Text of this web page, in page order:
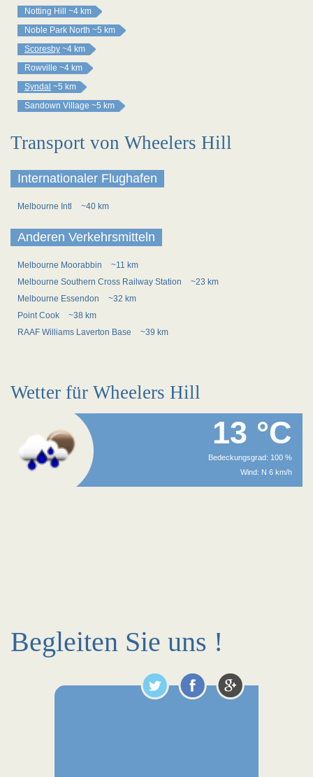
Notting Hill
~4 km
Noble Park North ~5 km
Scoresby ~4 km
Rowville ~4 km
Syndal ~5 km
Sandown Village ~5 km
Transport von Wheelers Hill
Internationaler Flughafen
Melbourne Intl ~40 km
Anderen Verkehrsmitteln
Melbourne Moorabbin
~11 km
Melbourne Southern Cross Railway Station
~23 km
Melbourne Essendon
~32 km
Point Cook
~38 km
RAAF Williams Laverton Base
~39 km
Wetter für Wheelers Hill
13 °C
Bedeckungsgrad: 100 %
Wind: N 6 km/h
Begleiten Sie uns !